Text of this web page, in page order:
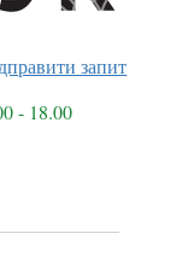
запит
- 18.00